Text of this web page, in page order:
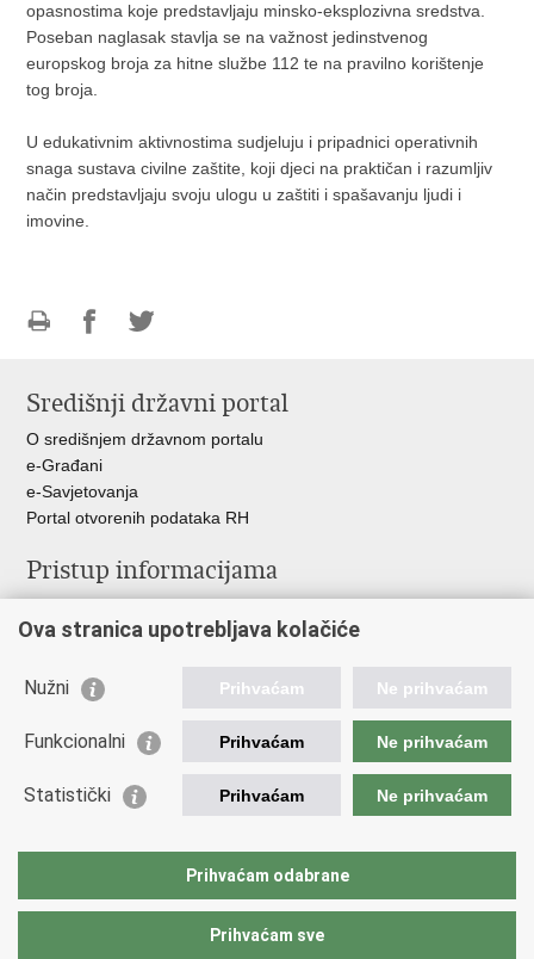
opasnostima koje predstavljaju minsko-eksplozivna sredstva.
Poseban naglasak stavlja se na važnost jedinstvenog
europskog broja za hitne službe 112 te na pravilno korištenje
tog broja.
U edukativnim aktivnostima sudjeluju i pripadnici operativnih
snaga sustava civilne zaštite, koji djeci na praktičan i razumljiv
način predstavljaju svoju ulogu u zaštiti i spašavanju ljudi i
imovine.
FacebookuTwitteru
Središnji državni portal
O središnjem državnom portalu
e-Građani
e-Savjetovanja
Portal otvorenih podataka RH
Pristup informacijama
Savjetovanje
Zapošljavanje
Odnosi s javnošću
Važne poveznice
Ministarstvo unutarnjih poslova
Ova stranica upotrebljava kolačiće
Nužni Prihvaćam Ne prihvaćam
Funkcionalni Prihvaćam Ne prihvaćam
Statistički Prihvaćam Ne prihvaćam
Prihvaćam odabrane
Prihvaćam sve